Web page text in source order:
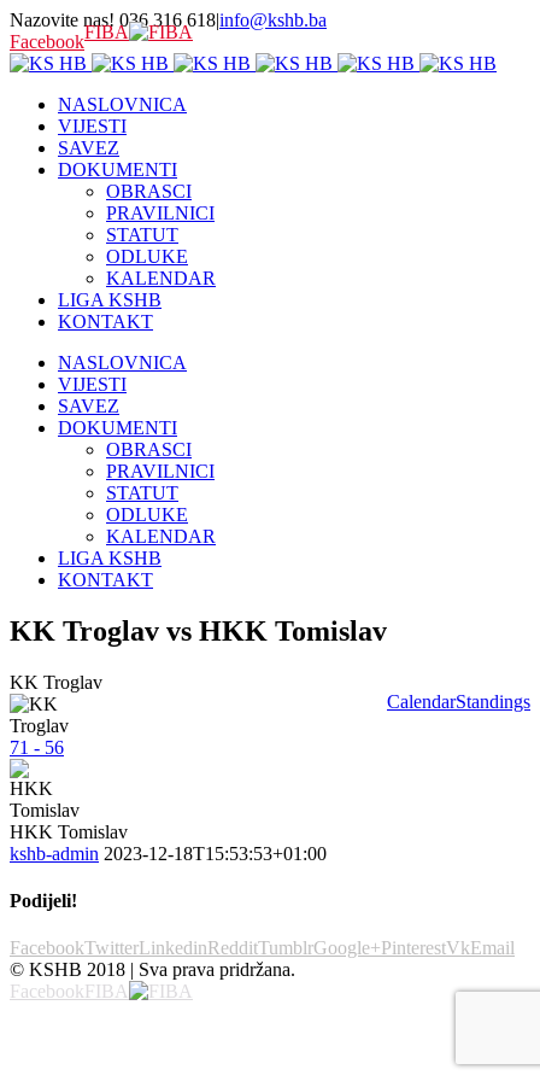
Nazovite nas! 036 316 618|info@kshb.ba
FacebookFIBA
NASLOVNICA
VIJESTI
SAVEZ
DOKUMENTI
OBRASCI
PRAVILNICI
STATUT
ODLUKE
KALENDAR
LIGA KSHB
KONTAKT
NASLOVNICA
VIJESTI
SAVEZ
DOKUMENTI
OBRASCI
PRAVILNICI
STATUT
ODLUKE
KALENDAR
LIGA KSHB
KONTAKT
KK Troglav vs HKK Tomislav
CalendarStandings
KK Troglav
71 - 56
HKK Tomislav
kshb-admin 2023-12-18T15:53:53+01:00
Podijeli!
FacebookTwitterLinkedinRedditTumblrGoogle+PinterestVkEmail
© KSHB 2018 | Sva prava pridržana.
FacebookFIBA